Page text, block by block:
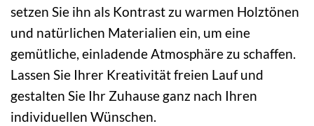
setzen Sie ihn als Kontrast zu warmen Holztönen
und natürlichen Materialien ein, um eine
gemütliche, einladende Atmosphäre zu schaffen.
Lassen Sie Ihrer Kreativität freien Lauf und
gestalten Sie Ihr Zuhause ganz nach Ihren
individuellen Wünschen.